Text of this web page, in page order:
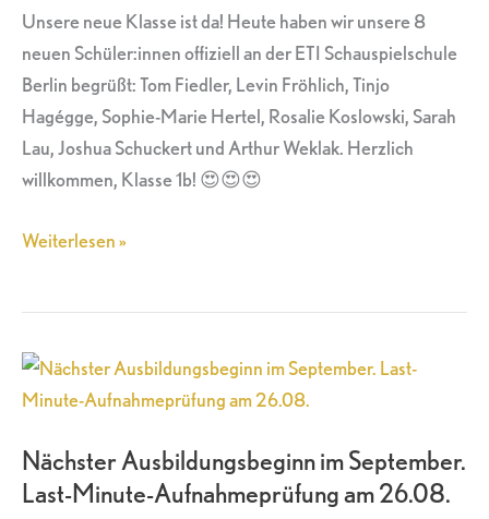
Unsere neue Klasse ist da! Heute haben wir unsere 8
neuen Schüler:innen offiziell an der ETI Schauspielschule
Berlin begrüßt: Tom Fiedler, Levin Fröhlich, Tinjo
Hagégge, Sophie-Marie Hertel, Rosalie Koslowski, Sarah
Lau, Joshua Schuckert und Arthur Weklak. Herzlich
willkommen, Klasse 1b! 😍😍😍
Weiterlesen »
Nächster Ausbildungsbeginn im September.
Last-Minute-Aufnahmeprüfung am 26.08.
Nächster
Ausbildungsbeginn
September.
Last-